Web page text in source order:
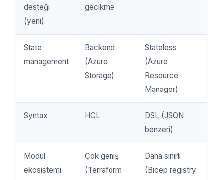
desteği
(yeni)
gecikme
State
management
Backend
(Azure
Storage)
Stateless
(Azure
Resource
Manager)
Syntax HCL
DSL (JSON
benzeri)
Modül
ekosistemi
Çok geniş
(Terraform
Daha sınırlı
(Bicep registry